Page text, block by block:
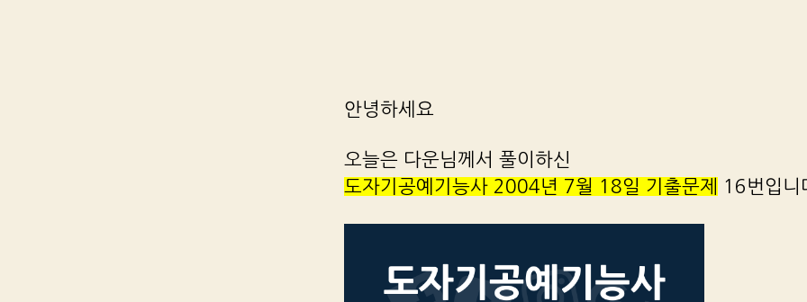
안녕하세요
오늘은 다운님께서 풀이하신
도자기공예기능사 2004년 7월 18일 기출문제
16번입니